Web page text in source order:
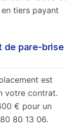
tiers payant
de pare-brise
est
votre contrat.
€ pour un
80 13 06.